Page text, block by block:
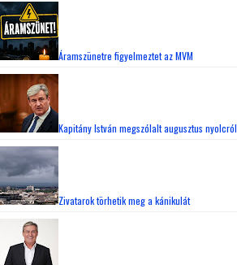
Áramszünetre figyelmeztet az MVM
Kapitány István megszólalt augusztus nyolcról
Zivatarok törhetik meg a kánikulát